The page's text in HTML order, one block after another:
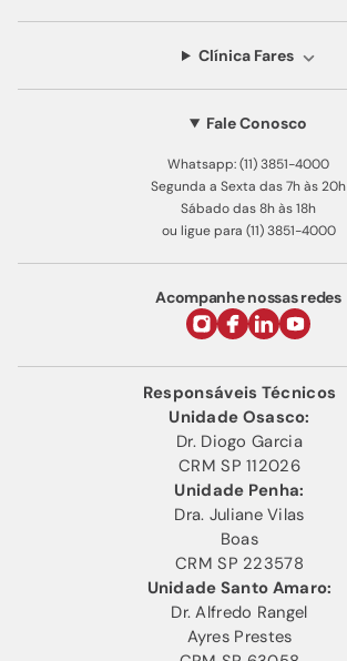
Clínica Fares
Fale Conosco
Whatsapp: (11) 3851-4000
Segunda a Sexta das 7h às 20h
Sábado das 8h às 18h
ou ligue para (11) 3851-4000
Acompanhe nossas redes
Responsáveis Técnicos
Unidade Osasco:
Dr. Diogo Garcia
CRM SP 112026
Unidade Penha:
Dra. Juliane Vilas
Boas
CRM SP 223578
Unidade Santo Amaro:
Dr. Alfredo Rangel
Ayres Prestes